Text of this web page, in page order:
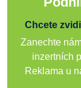
Chcete
Zanechte
inzertních
Reklama u